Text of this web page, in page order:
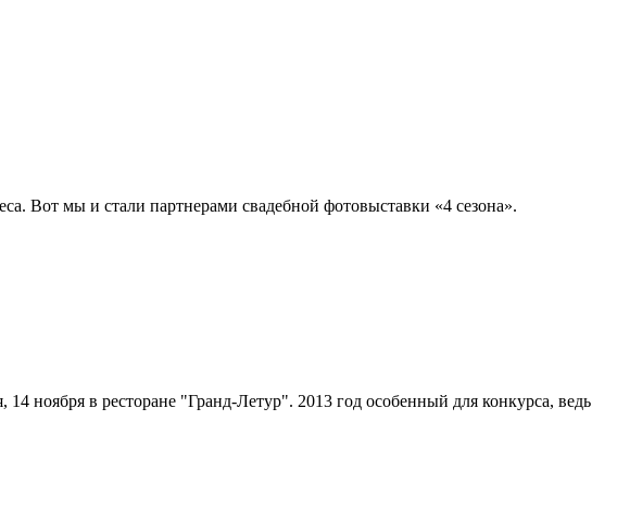
Вот мы и стали партнерами свадебной фотовыставки «4 сезона».
ноября в ресторане "Гранд-Летур". 2013 год особенный для конкурса, ведь